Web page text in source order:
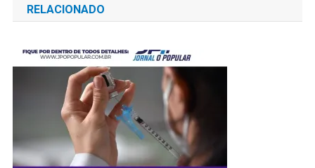
Post
RELACIONADO